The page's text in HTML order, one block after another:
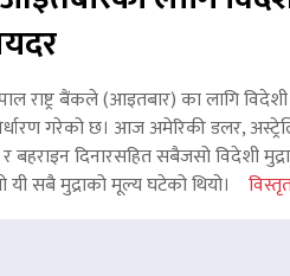
राष्ट्र बैंकले (आइतबार) का लागि विदेशी
गरेको छ। आज अमेरिकी डलर,
बहराइन दिनारसहित सबैजसो विदेशी
यी सबै मुद्राको मूल्य घटेको थियो।